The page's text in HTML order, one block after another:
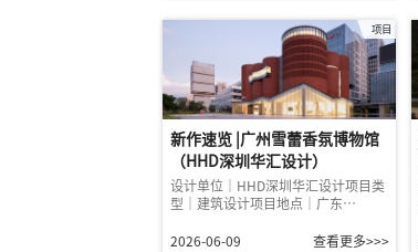
项目
新作速览 |广州雪蕾香氛博物馆
（HHD深圳华汇设计）
设计单位｜HHD深圳华汇设计项目类
型｜建筑设计项目地点｜广东…
2026-06-09 查看更多>>>